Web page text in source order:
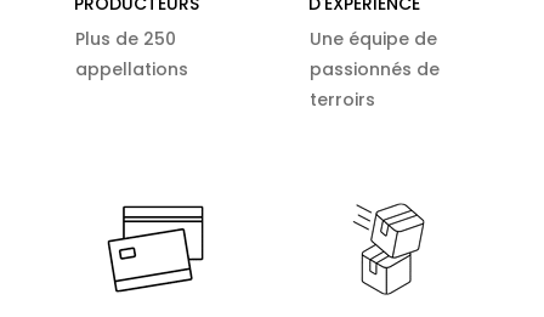
Plus de 250
appellations
Une équipe de
passionnés de
terroirs